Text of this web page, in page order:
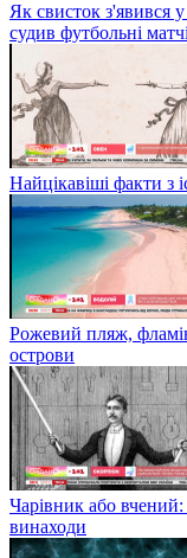
Як свисток з'явився
судив футбольні матчі
Найцікавіші факти з
Рожевий пляж,
острови
Чарівник або вчений:
винаходи